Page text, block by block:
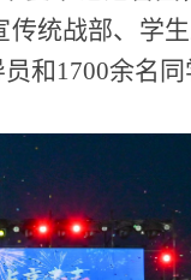
统战部、学
和1700余名同